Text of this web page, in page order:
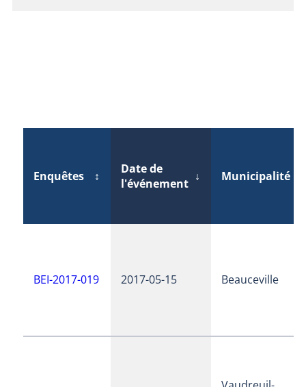
Enquêtes ↕
Date de
l'événement ↓ Municipalité
BEI-2017-019 2017-05-15 Beauceville